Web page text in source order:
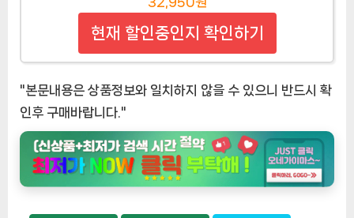
현재 할인중인지 확인하기
"본문내용은 상품정보와 일치하지 않을 수 있으니 반드시 확
인후 구매바랍니다."